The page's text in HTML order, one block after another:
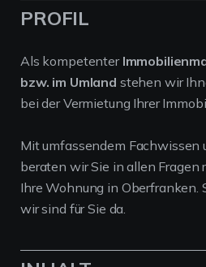
PROFIL
Als kompetenter
bzw. im Umland stehen wir
bei der Vermietung Ihrer
Mit umfassendem Fachwissen
beraten wir Sie in allen Fragen
Ihre Wohnung in Oberfranken.
wir sind für Sie da.